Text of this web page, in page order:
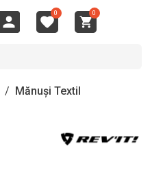
0 0
/ Mănuși Textil